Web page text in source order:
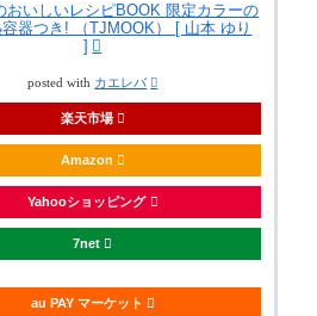
おいしいレシピBOOK 限定カラーの
器つき! （TJMOOK） [ 山本 ゆり
]
posted with カエレバ
楽天市場
Amazon
Yahooショッピング
7net
au PAY マーケット